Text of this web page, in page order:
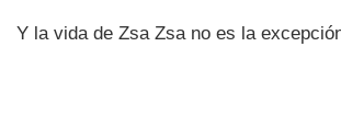
Y la vida de Zsa Zsa no es la